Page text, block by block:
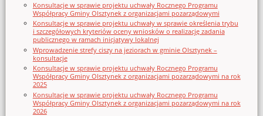
Konsultacje w sprawie projektu uchwały Rocznego Programu
Współpracy Gminy Olsztynek z organizacjami pozarządowymi
Konsultacje w sprawie projektu uchwały w sprawie określenia trybu
i szczegółowych kryteriów oceny wniosków o realizację zadania
publicznego w ramach inicjatywy lokalnej
Wprowadzenie strefy ciszy na jeziorach w gminie Olsztynek –
konsultacje
Konsultacje w sprawie projektu uchwały Rocznego Programu
Współpracy Gminy Olsztynek z organizacjami pozarządowymi na rok
2025
Konsultacje w sprawie projektu uchwały Rocznego Programu
Współpracy Gminy Olsztynek z organizacjami pozarządowymi na rok
2026